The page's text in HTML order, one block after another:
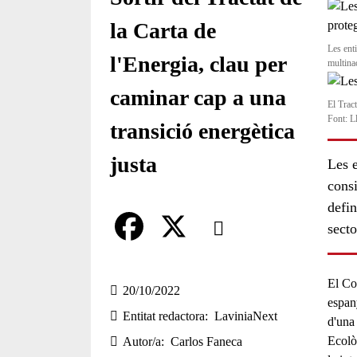
la Carta de
l'Energia, clau per
caminar cap a una
transició energètica
justa
Comparteix
a
c
e
Compartir en altres xarxes
20/10/2022
Entitat redactora
LaviniaNext
Autor/a
Carlos Faneca
Les
El
Font:
Les
El